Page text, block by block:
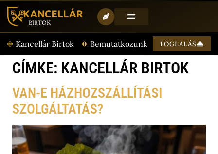
BIRTOK
Kancellár Birtok Bemutatkozunk Aktualitásaink
FOGLALÁS
CÍMKE: KANCELLÁR BIRTOK
VAN-E HÁZHOZSZÁLLÍTÁSI
SZOLGÁLTATÁS?